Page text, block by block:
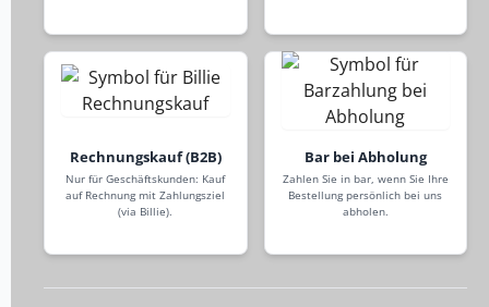
Rechnungskauf (B2B)
Nur für Geschäftskunden: Kauf
auf Rechnung mit Zahlungsziel
(via Billie).
Bar bei Abholung
Zahlen Sie in bar, wenn Sie Ihre
Bestellung persönlich bei uns
abholen.